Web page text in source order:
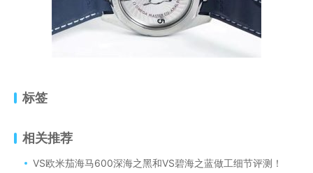
标签
相关推荐
VS欧米茄海马600深海之黑和VS碧海之蓝做工细节评测！